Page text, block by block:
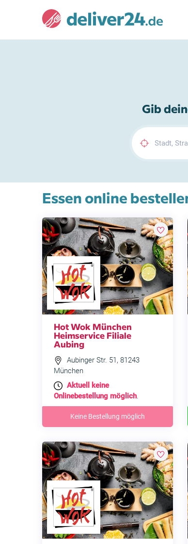
Gib
Essen online
Hot Wok München
Heimservice Filiale
Aubing
Aubinger Str. 51, 81243
München
Aktuell keine
Onlinebestellung möglich.
Keine Bestellung möglich